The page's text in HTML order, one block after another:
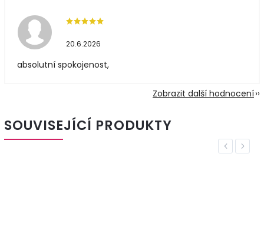
20.6.2026
absolutní spokojenost,
Zobrazit další hodnocení
SOUVISEJÍCÍ PRODUKTY
Previous
Next